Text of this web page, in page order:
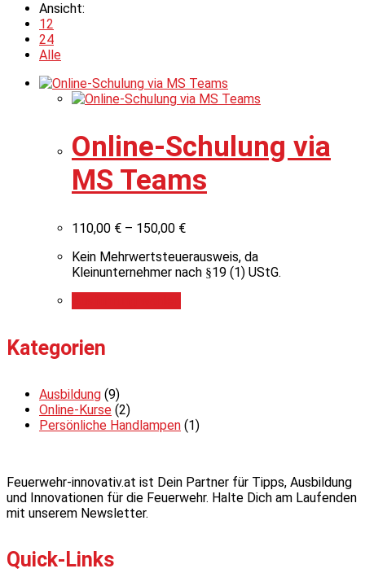
Ansicht:
12
24
Alle
Online-Schulung via
MS Teams
110,00 € – 150,00 €
Kein Mehrwertsteuerausweis, da
Kleinunternehmer nach §19 (1) UStG.
Kategorien
Ausbildung (9)
Online-Kurse (2)
Persönliche Handlampen (1)
Feuerwehr-innovativ.at ist Dein Partner für Tipps, Ausbildung
und Innovationen für die Feuerwehr. Halte Dich am Laufenden
mit unserem Newsletter.
Quick-Links